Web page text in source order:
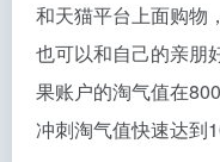
和天猫平台上面购物
也可以和自己的亲朋
果账户的淘气值在
冲刺淘气值快速达到